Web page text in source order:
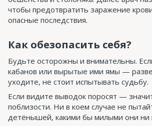
чтобы предотвратить заражение
опасные последствия.
Как обезопасить себя?
Будьте осторожны и внимательны.
кабанов или вырытые ими ямы —
уходите, не стоит испытывать судьбу.
Если видите выводок поросят —
поблизости. Ни в коем случае не
детёнышей, какими бы милыми они ни